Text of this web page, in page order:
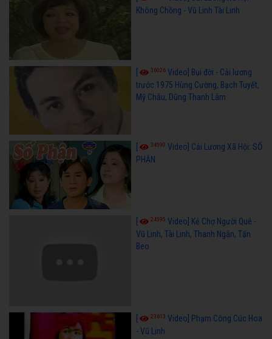
Không Chồng - Vũ Linh Tài Linh
36026 Video] Bụi đời - Cải lương
trước 1975 Hùng Cường, Bạch Tuyết,
Mỹ Châu, Dũng Thanh Lâm
34590 Video] Cải Lương Xã Hội: SỐ
PHẬN
[ 24595 Video] Kẻ Chợ Người Quê -
Vũ Linh, Tài Linh, Thanh Ngân, Tấn
Beo
23613 Video] Phạm Công Cúc Hoa
- Vũ Linh